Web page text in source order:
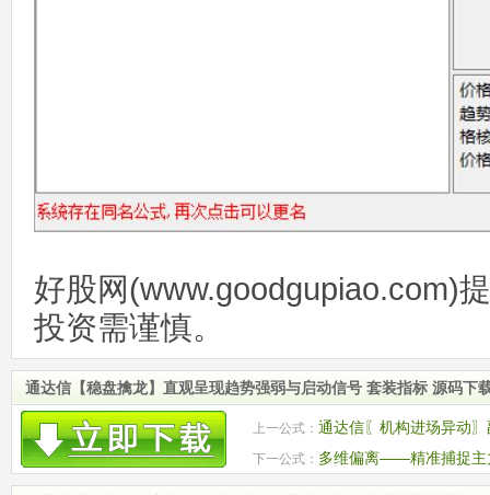
好股网(www.goodgupiao.com)
投资需谨慎。
通达信【稳盘擒龙】直观呈现趋势强弱与启动信号 套装指标 源码下
上一公式： 通达信〖机构进场异动
源码
下一公式： 多维偏离——精准捕捉主
发迹象